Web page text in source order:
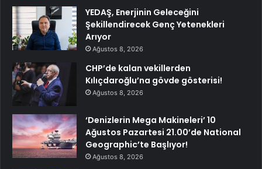
YEDAŞ, Enerjinin Geleceğini
Şekillendirecek Genç Yetenekleri
Arıyor
Ağustos 8, 2026
CHP’de kalan vekillerden
Kılıçdaroğlu’na gövde gösterisi!
Ağustos 8, 2026
‘Denizlerin Mega Makineleri’ 10
Ağustos Pazartesi 21.00’de National
Geographic’te Başlıyor!
Ağustos 8, 2026